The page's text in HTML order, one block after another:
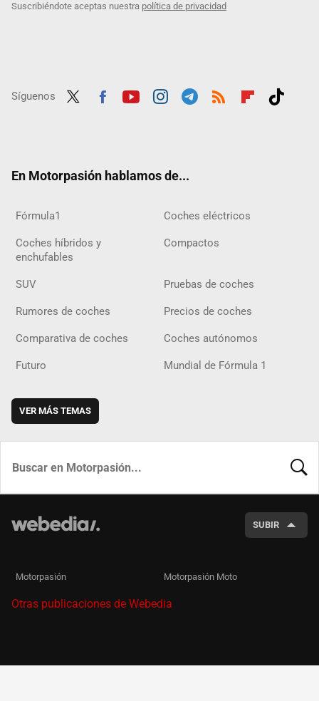
Suscribiéndote aceptas nuestra política de privacidad
Síguenos
En Motorpasión hablamos de...
Fórmula1 Coches eléctricos
Coches híbridos y
enchufables
Compactos
SUV Pruebas de coches
Rumores de coches Precios de coches
Comparativa de coches Coches autónomos
Futuro Mundial de Fórmula 1
VER MÁS TEMAS
SUBIR
Motorpasión Motorpasión Moto
Otras publicaciones de Webedia